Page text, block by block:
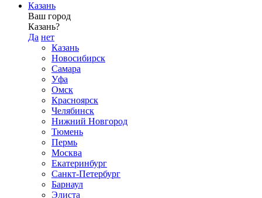
Казань
Ваш город
Казань?
Да нет
Казань
Новосибирск
Самара
Уфа
Омск
Красноярск
Челябинск
Нижний Новгород
Тюмень
Пермь
Москва
Екатеринбург
Санкт-Петербург
Барнаул
Элиста